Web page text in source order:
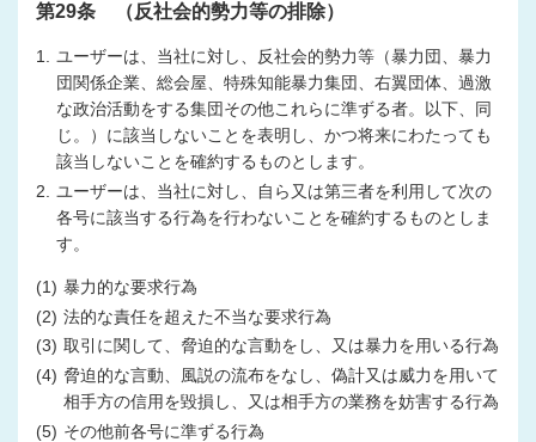
第29条 （反社会的勢力等の排除）
1.
ユーザーは、当社に対し、反社会的勢力等（暴力団、暴力
団関係企業、総会屋、特殊知能暴力集団、右翼団体、過激
な政治活動をする集団その他これらに準ずる者。以下、同
じ。）に該当しないことを表明し、かつ将来にわたっても
該当しないことを確約するものとします。
2.
ユーザーは、当社に対し、自ら又は第三者を利用して次の
各号に該当する行為を行わないことを確約するものとしま
す。
(1) 暴力的な要求行為
(2) 法的な責任を超えた不当な要求行為
(3) 取引に関して、脅迫的な言動をし、又は暴力を用いる行為
(4) 脅迫的な言動、風説の流布をなし、偽計又は威力を用いて
相手方の信用を毀損し、又は相手方の業務を妨害する行為
(5) その他前各号に準ずる行為